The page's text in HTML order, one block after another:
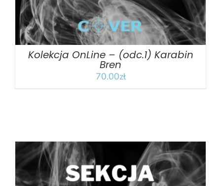
Kolekcja OnLine – (odc.1) Karabin
Bren
70.00zł